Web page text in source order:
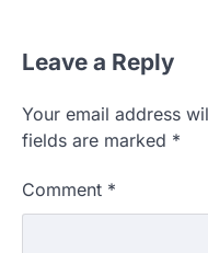
少用户流失。 此外，简
买，避免复杂的步骤和
性化通过根据用户的行
容，可以增加用户的参